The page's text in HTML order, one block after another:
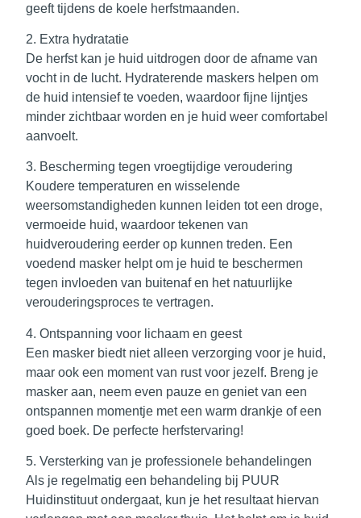
geeft tijdens de koele herfstmaanden.
2. Extra hydratatie
De herfst kan je huid uitdrogen door de afname van
vocht in de lucht. Hydraterende maskers helpen om
de huid intensief te voeden, waardoor fijne lijntjes
minder zichtbaar worden en je huid weer comfortabel
aanvoelt.
3. Bescherming tegen vroegtijdige veroudering
Koudere temperaturen en wisselende
weersomstandigheden kunnen leiden tot een droge,
vermoeide huid, waardoor tekenen van
huidveroudering eerder op kunnen treden. Een
voedend masker helpt om je huid te beschermen
tegen invloeden van buitenaf en het natuurlijke
verouderingsproces te vertragen.
4. Ontspanning voor lichaam en geest
Een masker biedt niet alleen verzorging voor je huid,
maar ook een moment van rust voor jezelf. Breng je
masker aan, neem even pauze en geniet van een
ontspannen momentje met een warm drankje of een
goed boek. De perfecte herfstervaring!
5. Versterking van je professionele behandelingen
Als je regelmatig een behandeling bij PUUR
Huidinstituut ondergaat, kun je het resultaat hiervan